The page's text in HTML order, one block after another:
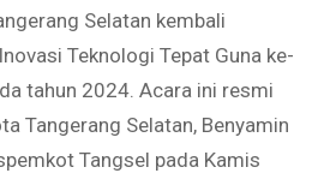
Selatan kembali
Teknologi Tepat Guna ke-
tahun 2024. Acara ini resmi
Tangerang Selatan, Benyamin
Tangsel pada Kamis